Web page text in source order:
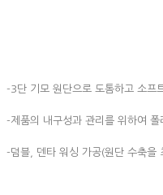
-3단 기모 원단으로 도톰하고 소프
-제품의 내구성과 관리를 위하여
-덤블, 덴타 워싱 가공(원단 수축을